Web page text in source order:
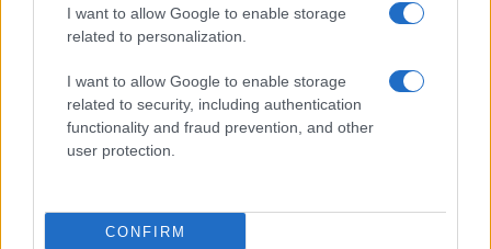
I want to allow Google to enable storage
related to personalization.
I want to allow Google to enable storage
related to security, including authentication
functionality and fraud prevention, and other
user protection.
CONFIRM
Ripensare le tecnologie umanitarie oltre i criteri dei
Martina Marchesi · 10 Lug 2026
B2B NEWS